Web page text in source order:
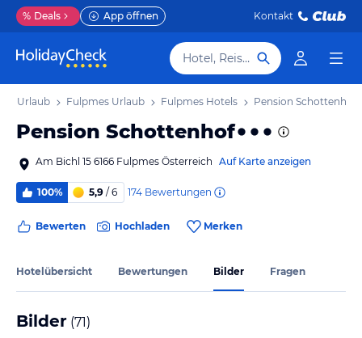
% Deals App öffnen Kontakt
Hotel, Reiseziel
Urlaub Fulpmes Urlaub Fulpmes Hotels Pension Schottenhof
Pension Schottenhof
Am Bichl 15 6166 Fulpmes Österreich Auf Karte anzeigen
100% 5,9 / 6 174 Bewertungen
Bewerten Hochladen Merken
Hotelübersicht Bewertungen Bilder Fragen
Bilder (71)